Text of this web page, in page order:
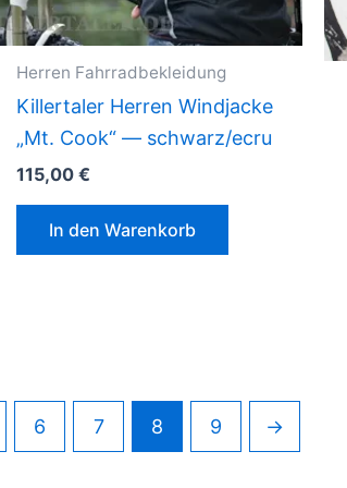
werden
Herren Fahrradbekleidung
Killertaler Herren Windjacke
„Mt. Cook“ — schwarz/ecru
115,00 €
In den Warenkorb
6 7 8 9 →